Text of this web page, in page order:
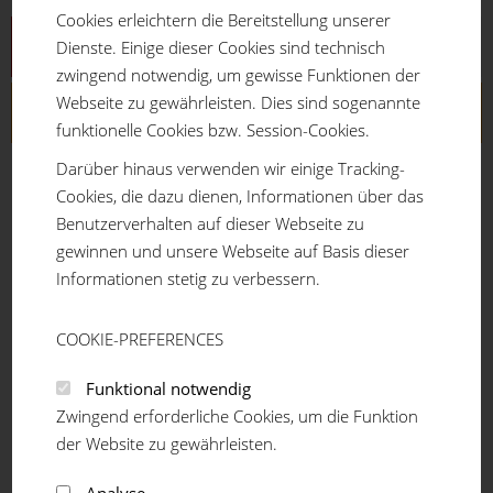
Aluprofilsystem
ECO-Rohrstecksystem
ECO-Rohr
Rohrverbinder
Kunststoffelemente
Rollenschienen
Rollenschienenverbinder
Gewindefüße
Räder und Rollen mit Rückenloch
Räder und Rollen mit Anschraubplatte
Wagenstopper
Cookies erleichtern die Bereitstellung unserer
Dienste. Einige dieser Cookies sind technisch
zwingend notwendig, um gewisse Funktionen der
Webseite zu gewährleisten. Dies sind sogenannte
funktionelle Cookies bzw. Session-Cookies.
Darüber hinaus verwenden wir einige Tracking-
Cookies, die dazu dienen, Informationen über das
Benutzerverhalten auf dieser Webseite zu
gewinnen und unsere Webseite auf Basis dieser
Informationen stetig zu verbessern.
COOKIE-PREFERENCES
Funktional notwendig
Zwingend erforderliche Cookies, um die Funktion
der Website zu gewährleisten.